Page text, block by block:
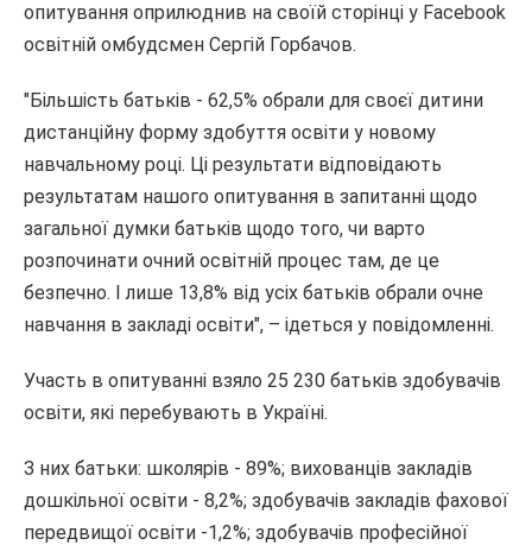
опитування оприлюднив на своїй сторінці у Facebook
освітній омбудсмен Сергій Горбачов.
"Більшість батьків - 62,5% обрали для своєї дитини
дистанційну форму здобуття освіти у новому
навчальному році. Ці результати відповідають
результатам нашого опитування в запитанні щодо
загальної думки батьків щодо того, чи варто
розпочинати очний освітній процес там, де це
безпечно. І лише 13,8% від усіх батьків обрали очне
навчання в закладі освіти", – ідеться у повідомленні.
Участь в опитуванні взяло 25 230 батьків здобувачів
освіти, які перебувають в Україні.
З них батьки: школярів - 89%; вихованців закладів
дошкільної освіти - 8,2%; здобувачів закладів фахової
передвищої освіти -1,2%; здобувачів професійної